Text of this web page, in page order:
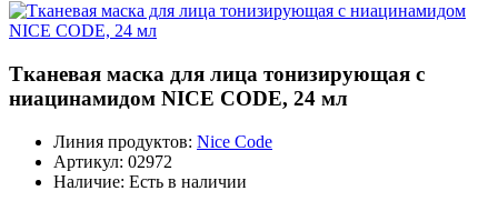
Тканевая маска для лица тонизирующая с
ниацинамидом NICE CODE, 24 мл
Линия продуктов: Nice Code
Артикул: 02972
Наличие: Есть в наличии